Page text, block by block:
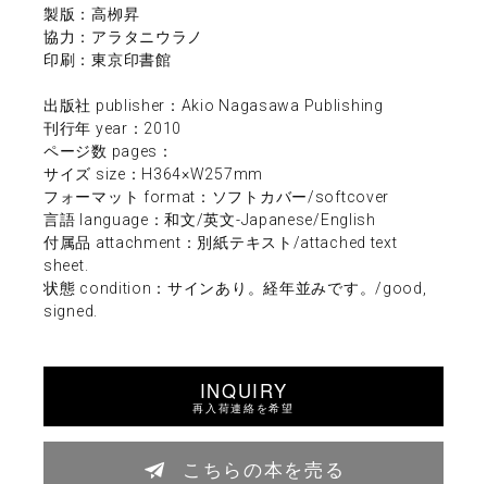
製版：高栁昇
協力：アラタニウラノ
印刷：東京印書館
出版社 publisher：Akio Nagasawa Publishing
刊行年 year：2010
ページ数 pages：
サイズ size：H364×W257mm
フォーマット format：ソフトカバー/softcover
言語 language：和文/英文-Japanese/English
付属品 attachment：別紙テキスト/attached text
sheet.
状態 condition：サインあり。経年並みです。/good,
signed.
INQUIRY
再入荷連絡を希望
こちらの本を売る